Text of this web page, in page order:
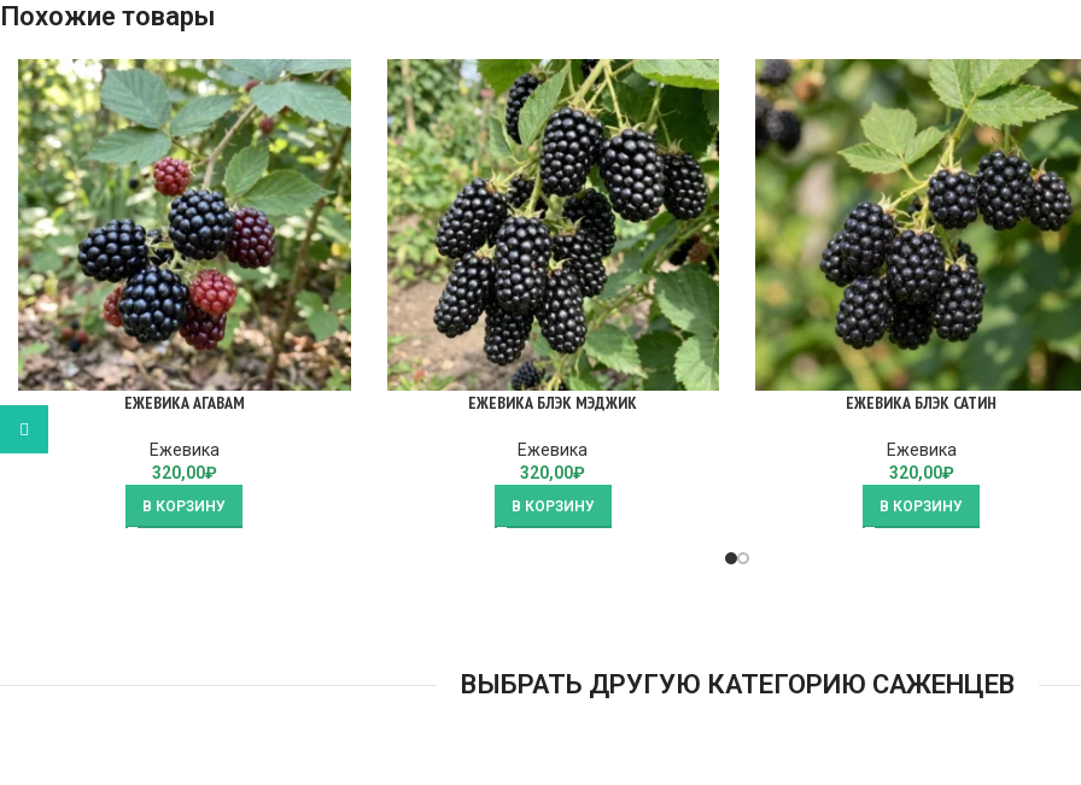
Похожие товары
ЕЖЕВИКА АГАВАМ
Ежевика
320,00₽
В КОРЗИНУ
ЕЖЕВИКА БЛЭК МЭДЖИК
Ежевика
320,00₽
В КОРЗИНУ
ЕЖЕВИКА БЛЭК САТИН
Ежевика
320,00₽
В КОРЗИНУ
ВЫБРАТЬ ДРУГУЮ КАТЕГОРИЮ САЖЕНЦЕВ